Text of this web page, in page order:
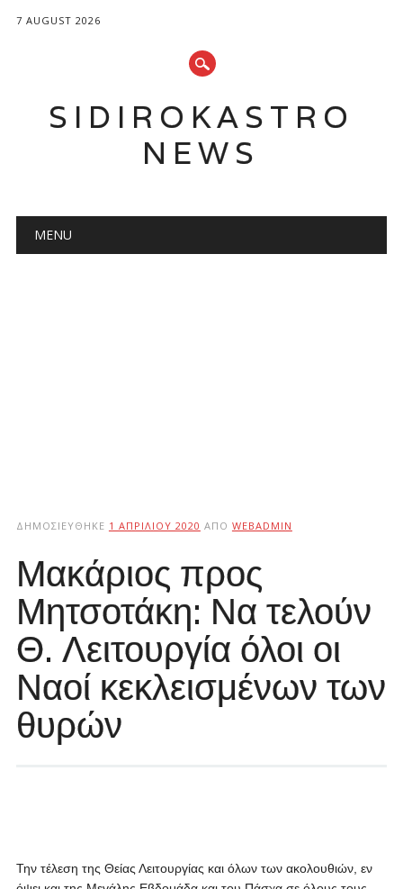
7 AUGUST 2026
SIDIROKASTRO
NEWS
Main menu
MENU
ΔΗΜΟΣΙΕΎΘΗΚΕ 1 ΑΠΡΙΛΊΟΥ 2020 ΑΠΌ WEBADMIN
Μακάριος προς
Μητσοτάκη: Να τελούν
Θ. Λειτουργία όλοι οι
Ναοί κεκλεισμένων των
θυρών
Την τέλεση της Θείας Λειτουργίας και όλων των ακολουθιών, εν